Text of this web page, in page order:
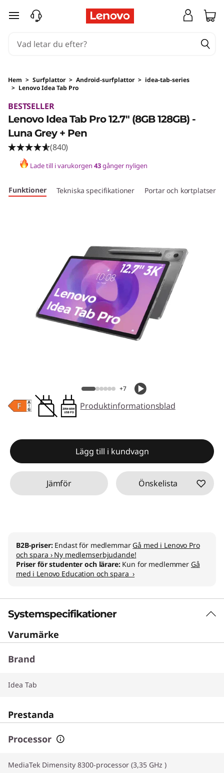
hoppa vidare till huvudinnehållet
Hem > Surfplattor > Android-surfplattor > idea-tab-series
> Lenovo Idea Tab Pro
BESTSELLER
Lenovo Idea Tab Pro 12.7" (8GB 128GB) -
Luna Grey + Pen
(840)
Lade till i varukorgen 43gånger nyligen
Funktioner Tekniska specifikationer Portar och kortplatser
+7
20W-60W
USB PD
Produktinformationsblad
Lägg till i kundvagn
Jämför Önskelista
B2B-priser: Endast för medlemmar Gå med i Lenovo Pro
och spara › Ny medlemserbjudande!
Priser för studenter och lärare: Kun for medlemmer Gå
med i Lenovo Education och spara ›
Systemspecifikationer
Varumärke
Brand
Idea Tab
Prestanda
Processor
MediaTek Dimensity 8300-processor (3,35 GHz )